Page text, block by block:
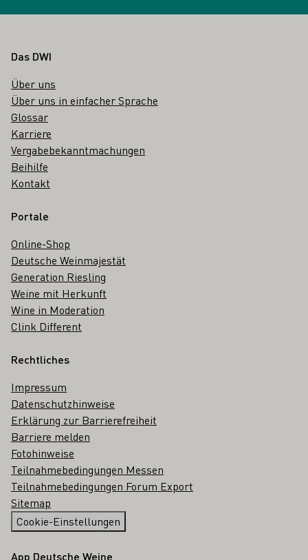
Fußbereich
Das DWI
Über uns
Über uns in einfacher Sprache
Glossar
Karriere
Vergabebekanntmachungen
Beihilfe
Kontakt
Portale
Online-Shop
Deutsche Weinmajestät
Generation Riesling
Weine mit Herkunft
Wine in Moderation
Clink Different
Rechtliches
Impressum
Datenschutzhinweise
Erklärung zur Barrierefreiheit
Barriere melden
Fotohinweise
Teilnahmebedingungen Messen
Teilnahmebedingungen Forum Export
Sitemap
Cookie-Einstellungen
App Deutsche Weine